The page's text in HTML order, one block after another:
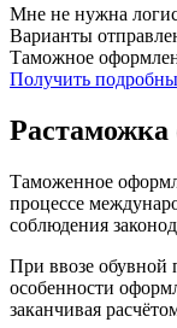
Мне не нужна
Варианты
Таможное
Получить
Растаможка
Таможенное
процессе
соблюдения
При ввозе обувной
особенности
заканчивая